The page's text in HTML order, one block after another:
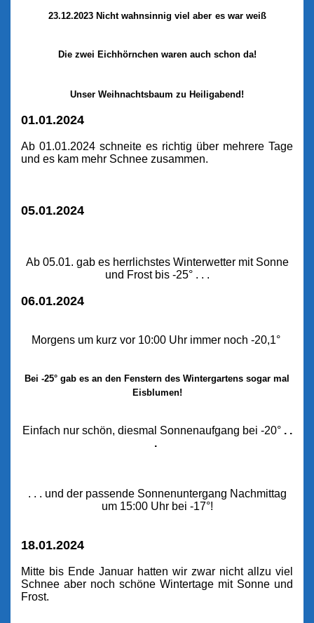
23.12.2023 Nicht wahnsinnig viel aber es war weiß
Die zwei Eichhörnchen waren auch schon da!
Unser Weihnachtsbaum zu Heiligabend!
01.01.2024
Ab 01.01.2024 schneite es richtig über mehrere Tage
und es kam mehr Schnee zusammen.
05.01.2024
Ab 05.01. gab es herrlichstes Winterwetter mit Sonne
und Frost bis -25° . . .
06.01.2024
Morgens um kurz vor 10:00 Uhr immer noch -20,1°
Bei -25° gab es an den Fenstern des Wintergartens sogar mal
Eisblumen!
Einfach nur schön, diesmal Sonnenaufgang bei -20°. .
.
. . . und der passende Sonnenuntergang Nachmittag
um 15:00 Uhr bei -17°!
18.01.2024
Mitte bis Ende Januar hatten wir zwar nicht allzu viel
Schnee aber noch schöne Wintertage mit Sonne und
Frost.